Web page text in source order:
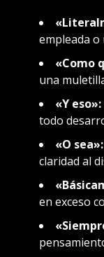
empleada o
«Como
una
«Y eso»:
todo
«O sea»:
claridad al
en exceso